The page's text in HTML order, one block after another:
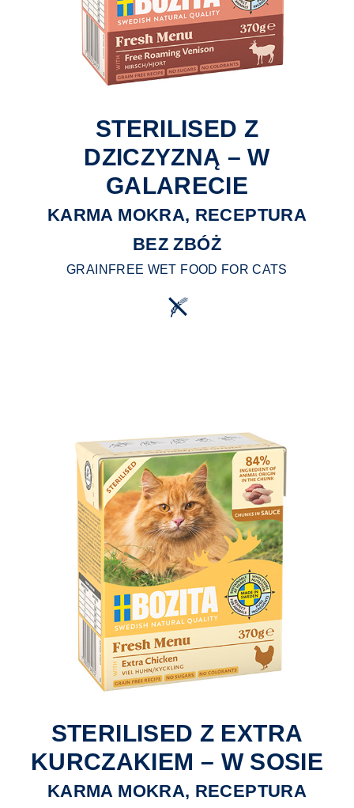
STERILISED Z
DZICZYZNĄ – W
GALARECIE
KARMA MOKRA, RECEPTURA
BEZ ZBÓŻ
GRAINFREE WET FOOD FOR CATS
STERILISED Z EXTRA
KURCZAKIEM – W SOSIE
KARMA MOKRA, RECEPTURA